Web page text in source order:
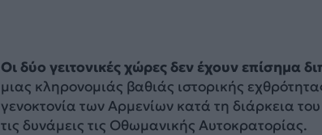
Οι δύο γειτονικές χώρες δεν έχουν επίσημα
μιας κληρονομιάς βαθιάς ιστορικής
γενοκτονία των Αρμενίων κατά τη διάρκεια
τις δυνάμεις τις Οθωμανικής Αυτοκρατορίας.